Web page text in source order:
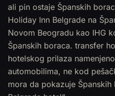
ali pin ostaje Španskih
Holiday Inn Belgrade na
Novom Beogradu kao IHG
Španskih boraca. transfer
hotelskog prilaza
automobilima, ne kod
mora da pokazuje